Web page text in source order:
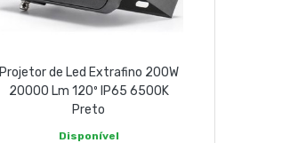
Projetor de Led Extrafino 200W
20000 Lm 120º IP65 6500K
Preto
Disponível